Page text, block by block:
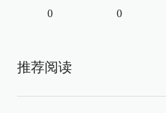
0 0
推荐阅读